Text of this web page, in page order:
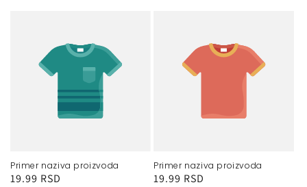
Primer naziva proizvoda
Redovna
19.99 RSD
Primer naziva proizvoda
Redovna
19.99 RSD